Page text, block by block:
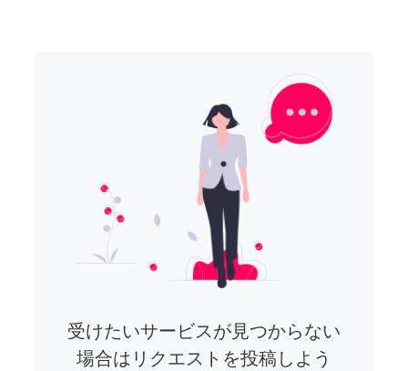
受けたいサービスが見つからない
場合はリクエストを投稿しよう